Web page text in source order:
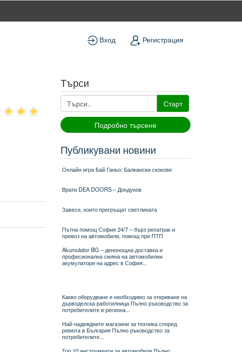
Регистрация
Вход
Търси
Старт
Подробно търсене
Публикувани новини
Онлайн игра Бай Ганьо: Балкански скокове
Врати DEA DOORS – Дондуков
Завеси, които прегръщат светлината
Пътна помощ София 24/7 – бърз репатрак и
превоз на автомобили, помощ при ПТП
Akumulator BG – денонощна доставка и
професионална смяна на автомобилни
акумулатори на адрес в София...
Какво оборудване е необходимо за откриване на
дърводелска работилница Пълно ръководство за
потребителите в региона...
Най-надеждните магазини за техника според
ревюта в България Пълно ръководство за
потребителите...